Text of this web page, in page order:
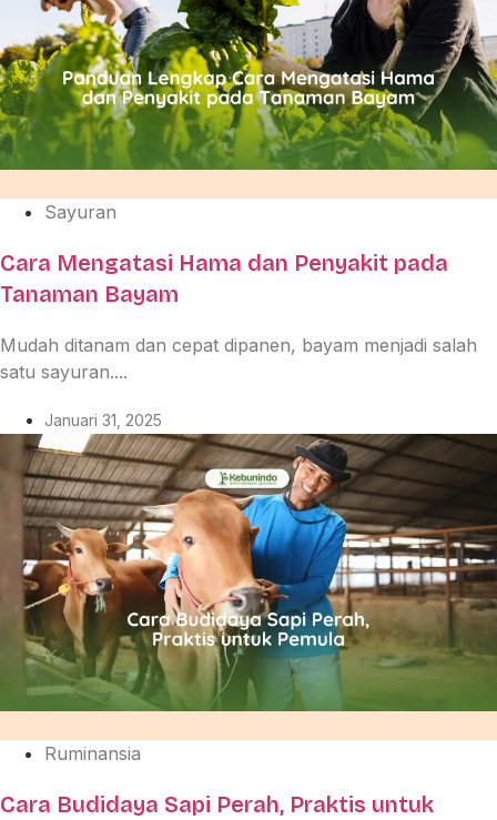
Sayuran
Cara Mengatasi Hama dan Penyakit pada
Tanaman Bayam
Mudah ditanam dan cepat dipanen, bayam menjadi salah
satu sayuran....
Januari 31, 2025
Ruminansia
Cara Budidaya Sapi Perah, Praktis untuk